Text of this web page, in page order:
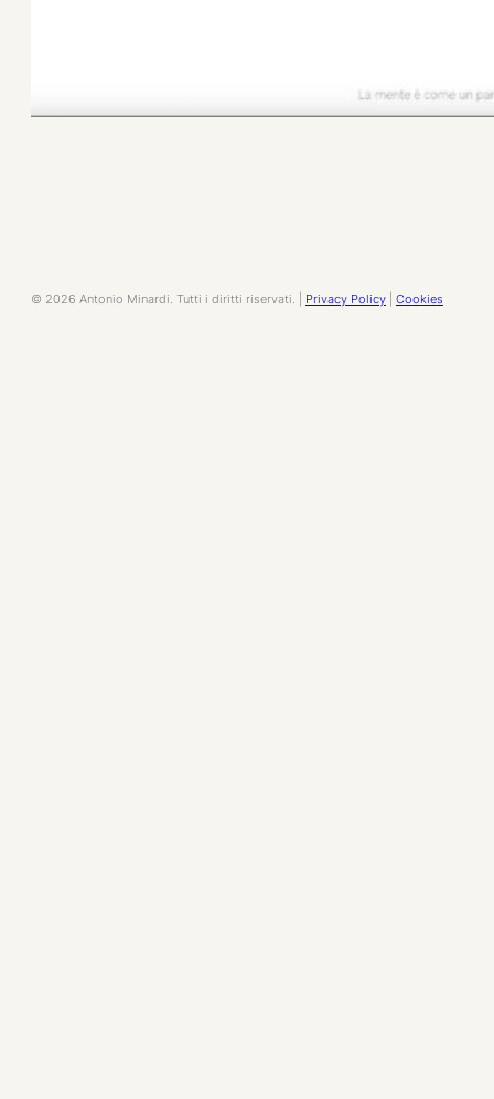
© 2026 Antonio Minardi. Tutti i diritti riservati. | Privacy Policy Cookies